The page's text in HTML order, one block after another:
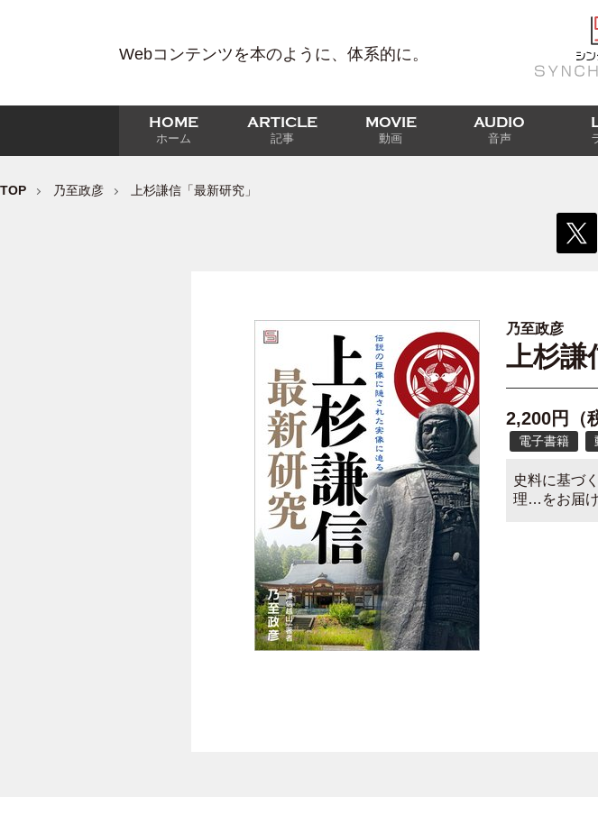
Webコンテンツを本のように、体系的に。
HOME
ホーム
ARTICLE
記事
MOVIE
動画
AUDIO
音声
TOP 乃至政彦 上杉謙信「最新研究」
乃至政彦
上杉謙
2,200円（
電子書籍
史料に基づ
理…をお届け